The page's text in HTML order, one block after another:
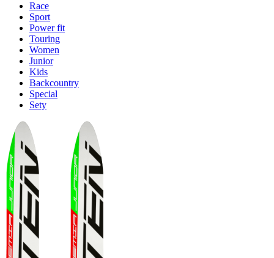
Race
Sport
Power fit
Touring
Women
Junior
Kids
Backcountry
Special
Sety